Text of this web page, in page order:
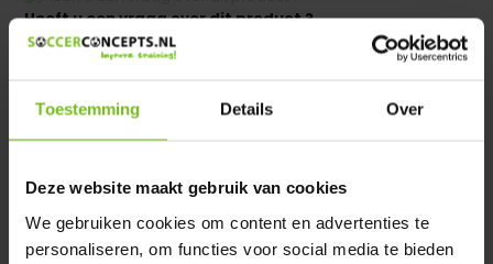
Toestemming Details Over
Deze website maakt gebruik van cookies
We gebruiken cookies om content en advertenties te
personaliseren, om functies voor social media te bieden
Heeft u een vraag over dit product ?
We helpen u graag met meer informatie
Specificaties